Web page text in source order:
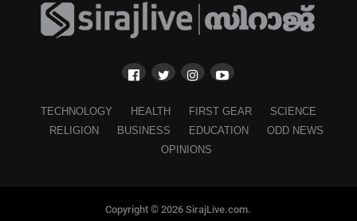
TECHNOLOGY HEALTH FIRST GEAR
SCIENCE
RELIGION
BUSINESS EDUCATION
ODD NEWS
OPINIONS
Copyright © 2026 SirajLive.com.